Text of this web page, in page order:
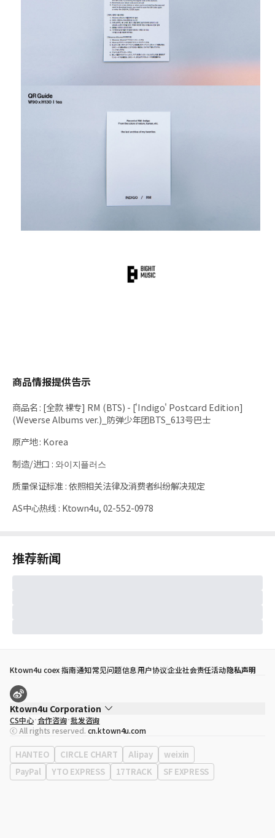
商品情报提供告示
商品名: [全款 裸专] RM (BTS) - ['Indigo' Postcard Edition]
(Weverse Albums ver.)_防弹少年团BTS_613号巴士
原产地: Korea
制造/进口 : 와이지플러스
质量保证标准 :依照相关法律及消费者纠纷解决规定
AS中心热线 : Ktown4u, 02-552-0978
推荐新闻
Ktown4u coex 指南通知常见问题信息用户协议企业社会责任活动隐私声明
Ktown4u Corporation
代表
宋効珉
营业执照 120-87-71116
公司地址 首尔特别市 江南区 岭东大路 513号 3楼 （三成洞， coex)
CS中心 合作咨询 批发咨询
ⓒ All rights reserved. cn.ktown4u.com
HANTEO CIRCLE CHART Alipay
weixin
PayPal
YTO EXPRESS 17TRACK SF EXPRESS